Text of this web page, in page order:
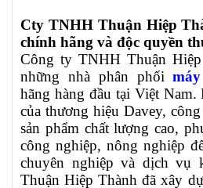
Cty TNHH Thuận Hiệp
chính hãng và độc quyền
Công ty TNHH Thuận
những nhà phân phối
hãng hàng đầu tại Việt
củathương hiệu Davey,
sản phẩm chất lượng cao,
công nghiệp, nông nghiệp
chuyên nghiệp và dịch vụ
Thuận Hiệp Thành đã xây